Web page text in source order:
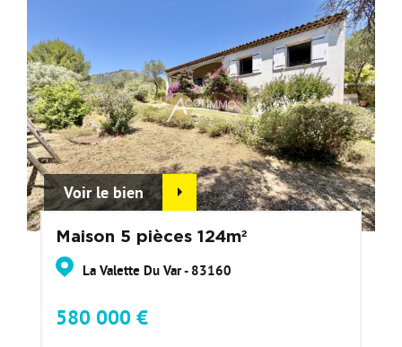
Voir le bien
Maison 5 pièces 124m²
La Valette Du Var - 83160
580 000 €